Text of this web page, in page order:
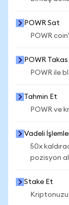
POWR Sat
POWR
POWR
POWR ile
Tahmin Et
POWR ve
Vadeli
50x
pozisyon
Stake Et